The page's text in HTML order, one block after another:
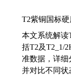
T2紫铜国标
本文系统解读
括T2及T2_1/
准数据，详细
并对比不同状